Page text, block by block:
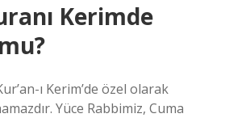
Kerimde
ı Kerim’de özel olarak
Yüce Rabbimiz, Cuma